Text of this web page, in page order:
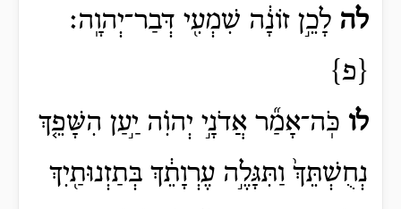
לה לָכֵ֣ן זוֹנָ֔ה שִׁמְעִ֖י דְּבַר־יְהוָֽה׃
{פ}
לו כֹּֽה־אָמַ֞ר אֲדֹנָ֣י יְהוִ֗ה יַ֣עַן הִשָּׁפֵ֤ךְ
נְחֻשְׁתֵּךְ֙ וַתִּגָּלֶ֣ה עֶרְוָתֵ֔ךְ בְּתַזְנוּתַ֖יִךְ